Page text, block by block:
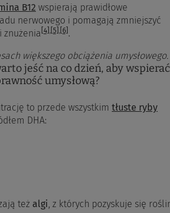
B12 wspierają prawidłowe
nerwowego i pomagają zmniejszyć
znużenia [4] , [5] , [6] .
większego obciążenia umysłowego.
jeść na co dzień, aby wspierać
umysłową?
to przede wszystkim tłuste ryby
DHA:
też algi, z których pozyskuje się